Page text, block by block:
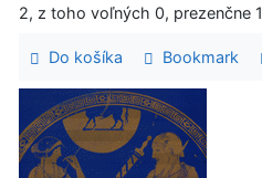
2, z toho voľných 0, prezenčne 1
Do košíka Bookmark